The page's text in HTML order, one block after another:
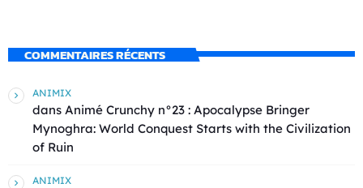
COMMENTAIRES RÉCENTS
ANIMIX
dans Animé Crunchy n°23 : Apocalypse Bringer
Mynoghra: World Conquest Starts with the Civilization
of Ruin
ANIMIX